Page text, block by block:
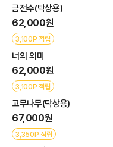
금전수(탁상용)
62,000원
3,100P 적립
너의 의미
62,000원
3,100P 적립
고무나무(탁상용)
67,000원
3,350P 적립